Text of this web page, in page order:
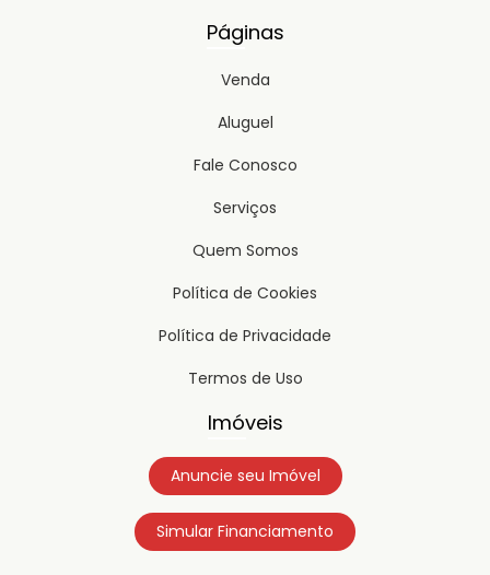
Páginas
Venda
Aluguel
Fale Conosco
Serviços
Quem Somos
Política de Cookies
Política de Privacidade
Termos de Uso
Imóveis
Anuncie seu Imóvel
Simular Financiamento